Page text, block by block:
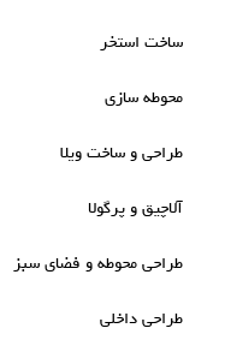
ساخت استخر
محوطه سازی
طراحی و ساخت ویلا
آلاچیق و پرگولا
طراحی محوطه و فضای سبز
طراحی داخلی